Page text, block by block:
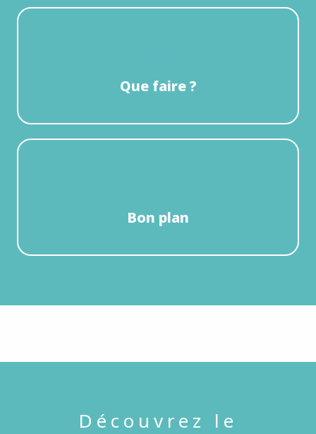
Que faire ?
Bon plan
Découvrez le